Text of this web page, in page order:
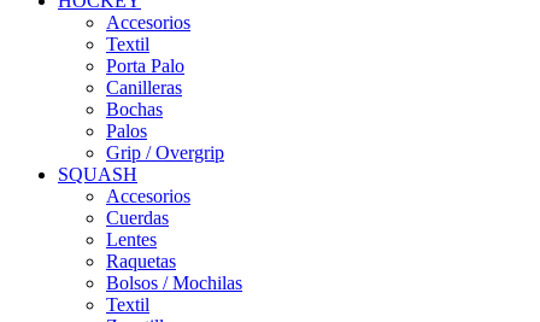
Accesorios
Textil
Porta Palo
Canilleras
Bochas
Palos
Grip / Overgrip
SQUASH
Accesorios
Cuerdas
Lentes
Raquetas
Bolsos / Mochilas
Textil